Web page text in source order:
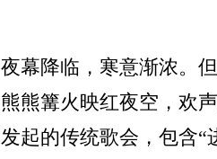
夜幕降临，寒意渐浓。
熊篝火映红夜空，欢
起的传统歌会，包